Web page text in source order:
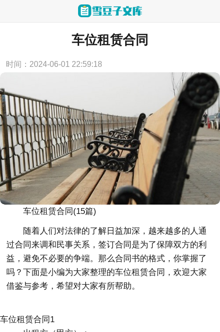
当前位置： 首页 > 合同范本
车位租赁合同
时间：2024-06-01 22:59:18
车位租赁合同(15篇)
随着人们对法律的了解日益加深，越来越多的人通
过合同来调和民事关系，签订合同是为了保障双方的利
益，避免不必要的争端。那么合同书的格式，你掌握了
吗？下面是小编为大家整理的车位租赁合同，欢迎大家
借鉴与参考，希望对大家有所帮助。
车位租赁合同1